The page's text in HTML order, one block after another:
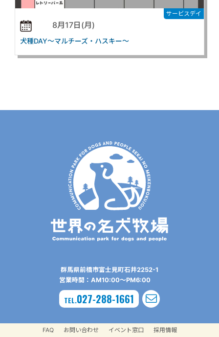
サービスデイ
8月17日(月)
犬種DAY～マルチーズ・ハスキー～
群⾺県前橋市富⼠⾒町⽯井2252-1
営業時間：AM10:00〜PM6:00
TEL.027-288-1661
FAQ お問い合わせ イベント窓口 採用情報